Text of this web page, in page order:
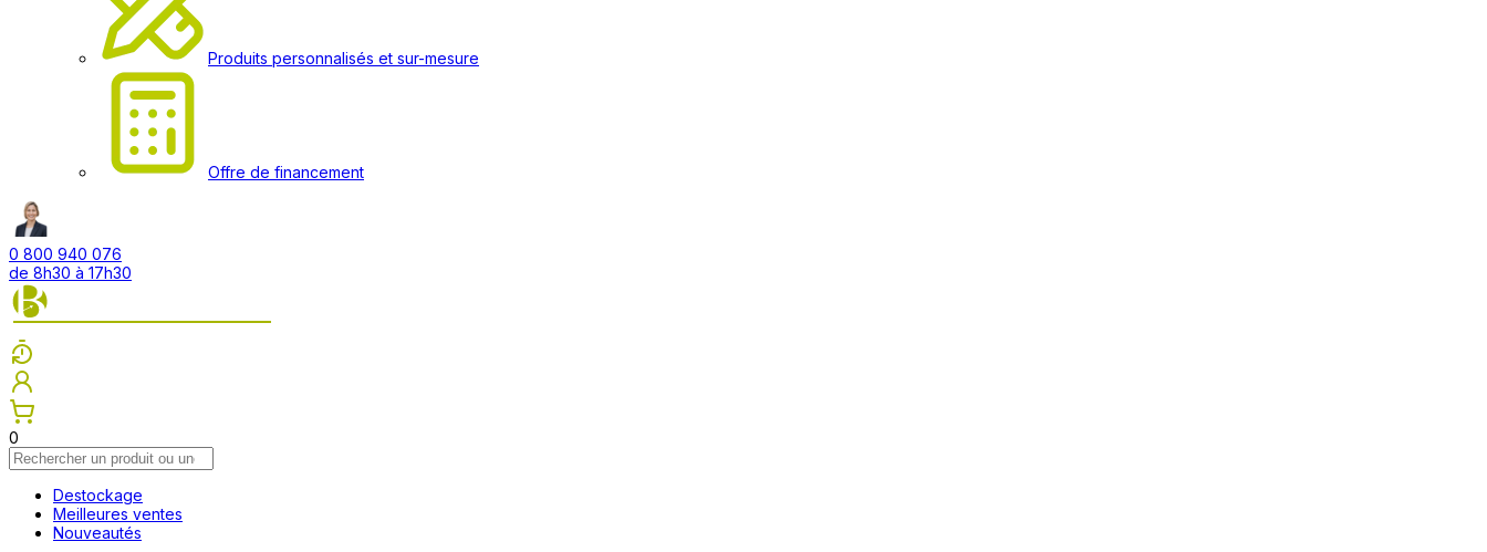
Produits personnalisés et sur-mesure
Offre de financement
0 800 940 076
de 8h30 à 17h30
0
Destockage
Meilleures ventes
Nouveautés